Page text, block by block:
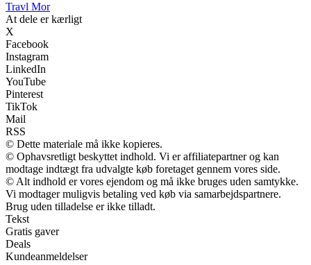
Travl Mor
At dele er kærligt
X
Facebook
Instagram
LinkedIn
YouTube
Pinterest
TikTok
Mail
RSS
© Dette materiale må ikke kopieres.
© Ophavsretligt beskyttet indhold. Vi er affiliatepartner og kan
modtage indtægt fra udvalgte køb foretaget gennem vores side.
© Alt indhold er vores ejendom og må ikke bruges uden samtykke.
Vi modtager muligvis betaling ved køb via samarbejdspartnere.
Brug uden tilladelse er ikke tilladt.
Tekst
Gratis gaver
Deals
Kundeanmeldelser